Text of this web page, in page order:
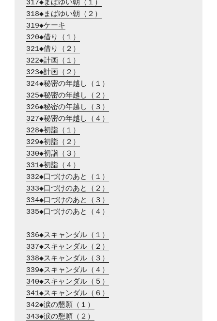
317◆まばゆい朝（１）
318◆まばゆい朝（２）
319◆ケーキ
320◆借り（１）
321◆借り（２）
322◆計画（１）
323◆計画（２）
324◆秘密の年越し（１）
325◆秘密の年越し（２）
326◆秘密の年越し（３）
327◆秘密の年越し（４）
328◆初詣（１）
329◆初詣（２）
330◆初詣（３）
331◆初詣（４）
332◆口づけのあと（１）
333◆口づけのあと（２）
334◆口づけのあと（３）
335◆口づけのあと（４）
336◆スキャンダル（１）
337◆スキャンダル（２）
338◆スキャンダル（３）
339◆スキャンダル（４）
340◆スキャンダル（５）
341◆スキャンダル（６）
342◆涙の懇願（１）
343◆涙の懇願（２）